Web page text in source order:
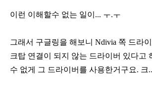
이런 이해할수 없는 일이... ㅜ.ㅜ
그래서 구글링을 해보니 Ndivia 쪽 드라
크탑 연결이 되지 않는 드라이버 있다고
수 없게 그 드라이버를 사용한거구요. 크